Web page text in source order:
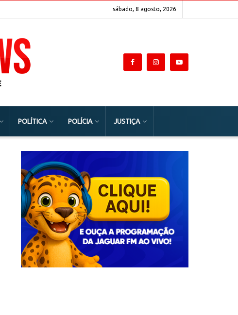
sábado, 8 agosto, 2026
POLÍTICA POLÍCIA JUSTIÇA